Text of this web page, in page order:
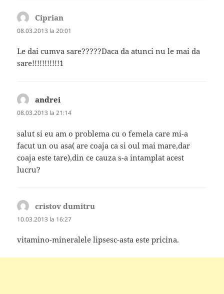
Ciprian
08.03.2013 la 20:01
Le dai cumva sare?????Daca da atunci nu le mai da
sare!!!!!!!!!!!1
andrei
08.03.2013 la 21:14
salut si eu am o problema cu o femela care mi-a
facut un ou asa( are coaja ca si oul mai mare,dar
coaja este tare),din ce cauza s-a intamplat acest
lucru?
cristov dumitru
10.03.2013 la 16:27
vitamino-mineralele lipsesc-asta este pricina.